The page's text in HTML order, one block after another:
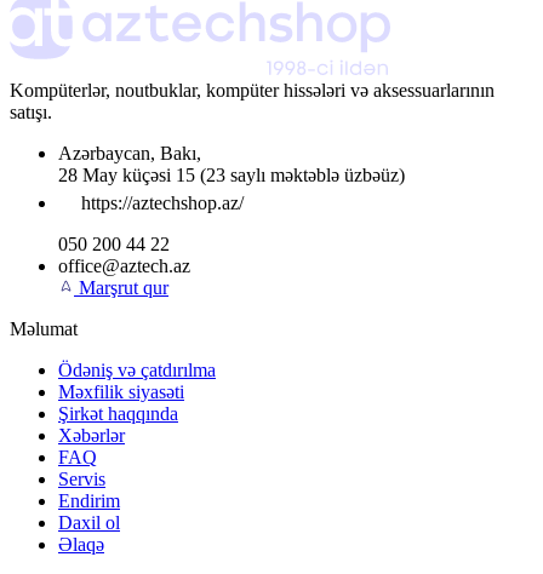
Kompüterlər, noutbuklar, kompüter hissələri və aksessuarlarının
satışı.
Azərbaycan, Bakı,
28 May küçəsi 15 (23 saylı məktəblə üzbəüz)
https://aztechshop.az/
050 200 44 22
office@aztech.az
Marşrut qur
Məlumat
Ödəniş və çatdırılma
Məxfilik siyasəti
Şirkət haqqında
Xəbərlər
FAQ
Servis
Endirim
Daxil ol
Əlaqə